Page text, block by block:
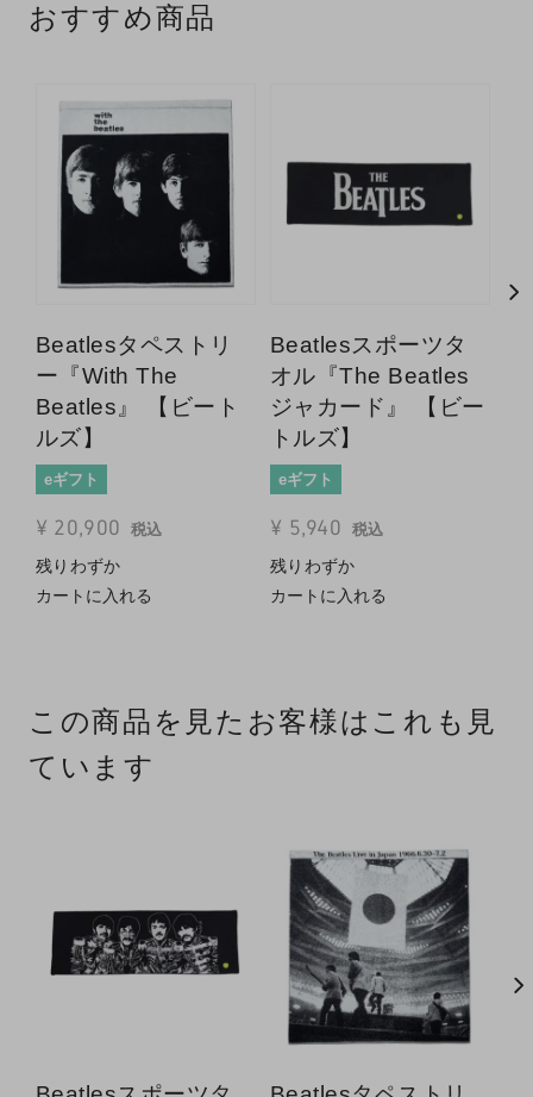
おすすめ商品
Beatlesタペストリ
ー『With The
Beatles』 【ビート
ルズ】
eギフト
¥ 20,900 税込
残りわずか
カートに入れる
Beatlesスポーツタ
オル『The Beatles
ジャカード』 【ビー
トルズ】
eギフト
¥ 5,940 税込
残りわずか
カートに入れる
この商品を見たお客様はこれも見
ています